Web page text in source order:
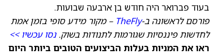
בעוד פברואר היה חודש בן ארבעה שבועות.
פורסם לראשונה ב-TheFly – מקור מידע סופי בזמן אמת
לחדשות פיננסיות שגורמות לתנודות בשוק.נסו עכשיו >>
ראו את המניות בעלות הביצועים הטובים ביותר היום